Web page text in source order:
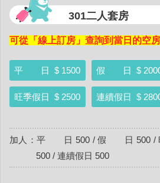
301二人套房
可從「線上訂房」查詢到當日的空
平 日 $ 1500 假 日 $
旺季假日 $ 2500 連續假日 $
加人：平 日 500 / 假 日 500 / 旺
500 / 連續假日 500